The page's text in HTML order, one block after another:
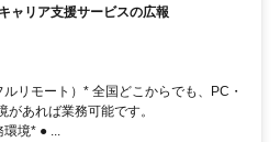
ャリア支援サービスの広報
リモート）* 全国どこからでも、PC・
あれば業務可能です。
務環境* ● ...